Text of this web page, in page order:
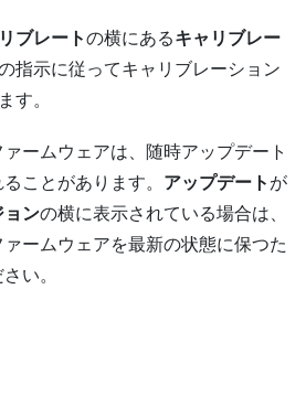
ブレートの横にあるキャリブレー
指示に従ってキャリブレーション
す。
ームウェアは、随時アップデート
ことがあります。 アップデート が
ョンの横に表示されている場合は、
ームウェアを最新の状態に保つた
い。